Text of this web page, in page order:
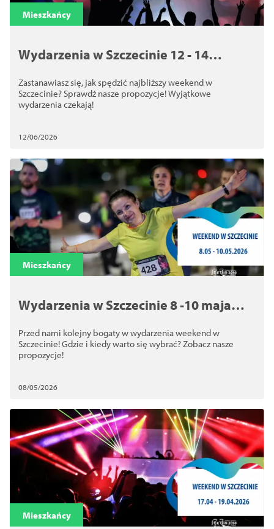
Mieszkańcy
Wydarzenia w Szczecinie 12 - 14
Zastanawiasz się, jak spędzić najbliższy weekend w
Szczecinie? Sprawdź nasze propozycje! Wyjątkowe
wydarzenia czekają!
12/06/2026
Mieszkańcy
Wydarzenia w Szczecinie 8 -10 maja
Szczecinie?
Przed nami kolejny bogaty w wydarzenia weekend w
Szczecinie! Gdzie i kiedy warto się wybrać? Zobacz nasze
propozycje!
08/05/2026
Mieszkańcy